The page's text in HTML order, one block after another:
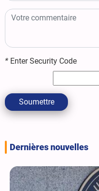
* Enter Security Code
Soumettre
Dernières nouvelles